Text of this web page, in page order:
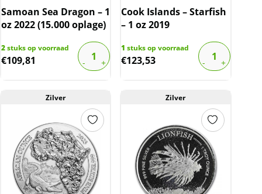
Samoan Sea Dragon – 1
oz 2022 (15.000 oplage)
2stuks op voorraad
€109,81
Cook Islands – Starfish
– 1 oz 2019
1 stuks op voorraad
€123,53
Zilver Zilver